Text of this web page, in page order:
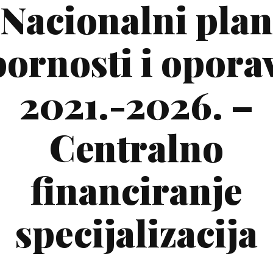
Nacionalni plan
i
2021.-2026. –
Centralno
financiranje
specijalizacija